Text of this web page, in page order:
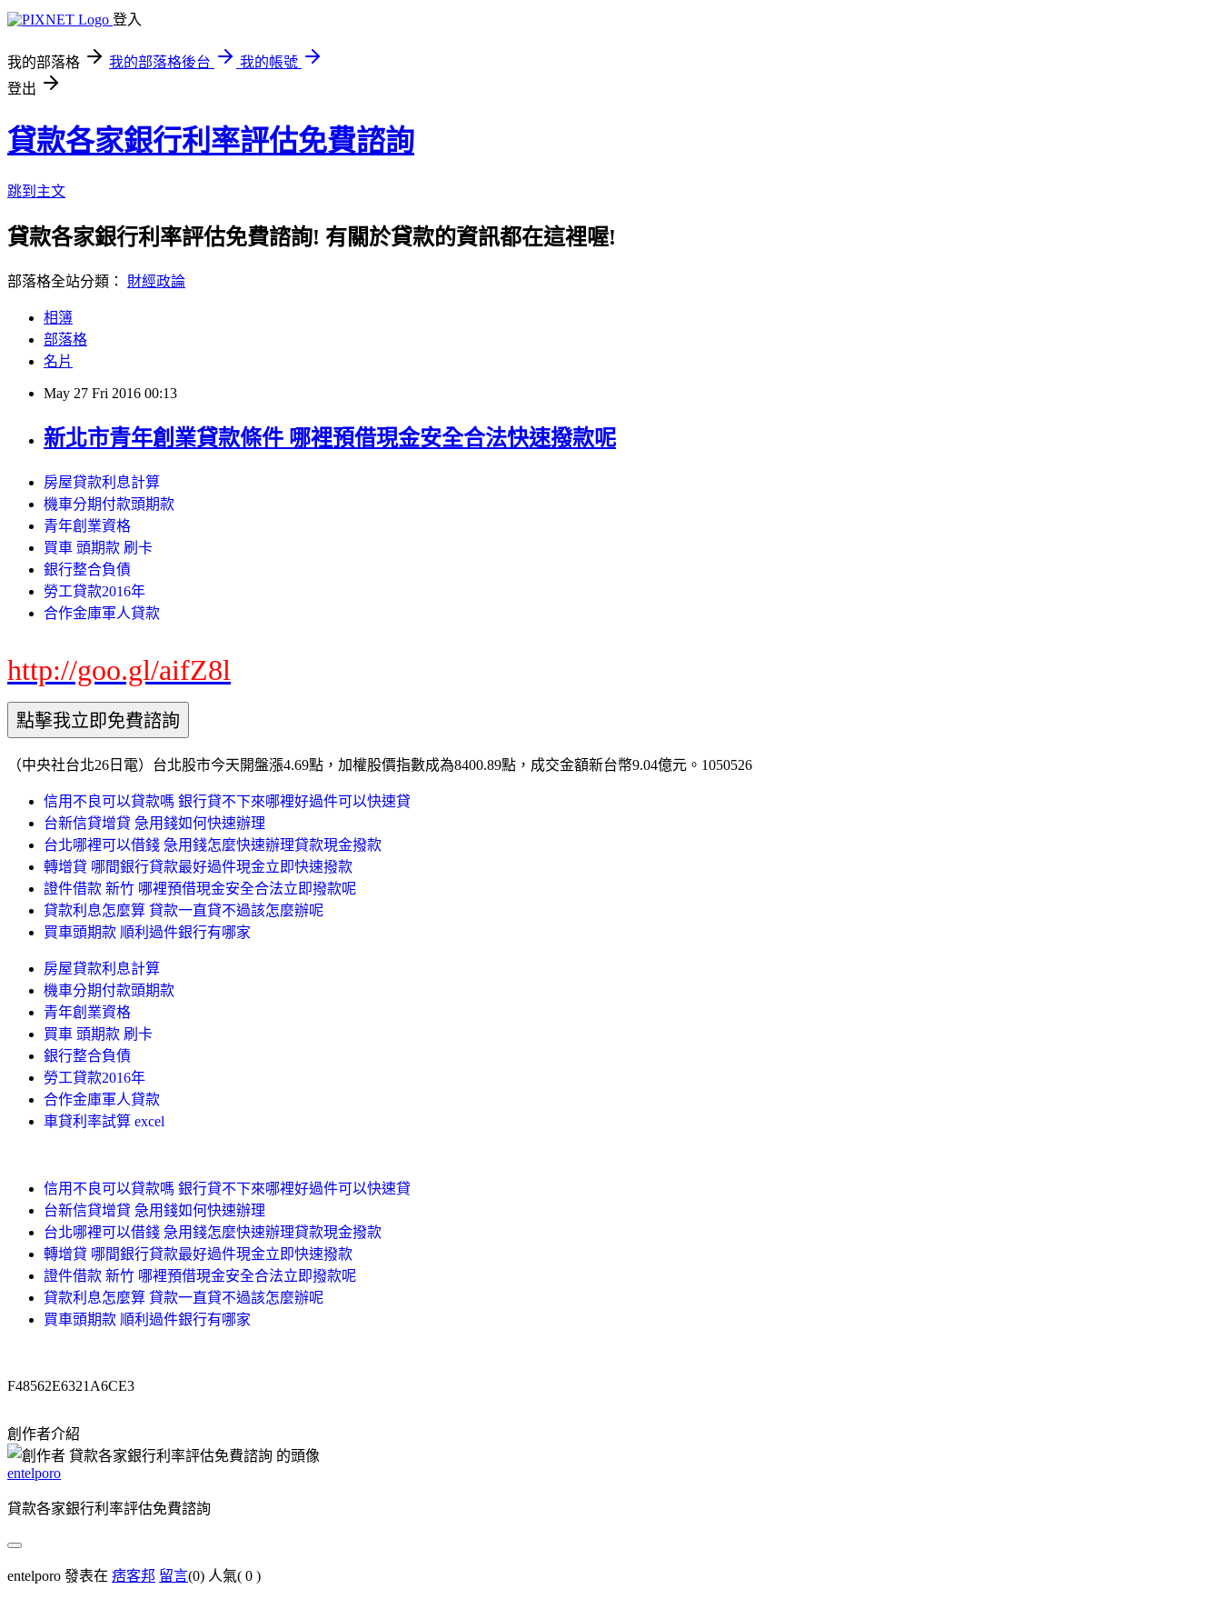
登入
我的部落格 我的部落格後台
我的帳號
登出
貸款各家銀行利率評估免費諮詢
跳到主文
貸款各家銀行利率評估免費諮詢! 有關於貸款的資訊都在這裡喔!
部落格全站分類： 財經政論
相簿
部落格
名片
May 27 Fri 2016 00:13
新北市青年創業貸款條件 哪裡預借現金安全合法快速撥款呢
房屋貸款利息計算
機車分期付款頭期款
青年創業資格
買車 頭期款 刷卡
銀行整合負債
勞工貸款2016年
合作金庫軍人貸款
http://goo.gl/aifZ8l
（中央社台北26日電）台北股市今天開盤漲4.69點，加權股價指數成為8400.89點，成交金額新台幣9.04億元。1050526
信用不良可以貸款嗎 銀行貸不下來哪裡好過件可以快速貸
台新信貸增貸 急用錢如何快速辦理
台北哪裡可以借錢 急用錢怎麼快速辦理貸款現金撥款
轉增貸 哪間銀行貸款最好過件現金立即快速撥款
證件借款 新竹 哪裡預借現金安全合法立即撥款呢
貸款利息怎麼算 貸款一直貸不過該怎麼辦呢
買車頭期款 順利過件銀行有哪家
房屋貸款利息計算
機車分期付款頭期款
青年創業資格
買車 頭期款 刷卡
銀行整合負債
勞工貸款2016年
合作金庫軍人貸款
車貸利率試算 excel
信用不良可以貸款嗎 銀行貸不下來哪裡好過件可以快速貸
台新信貸增貸 急用錢如何快速辦理
台北哪裡可以借錢 急用錢怎麼快速辦理貸款現金撥款
轉增貸 哪間銀行貸款最好過件現金立即快速撥款
證件借款 新竹 哪裡預借現金安全合法立即撥款呢
貸款利息怎麼算 貸款一直貸不過該怎麼辦呢
買車頭期款 順利過件銀行有哪家
F48562E6321A6CE3
創作者介紹
entelporo
貸款各家銀行利率評估免費諮詢
entelporo 發表在 痞客邦 留言(0) 人氣( 0 )